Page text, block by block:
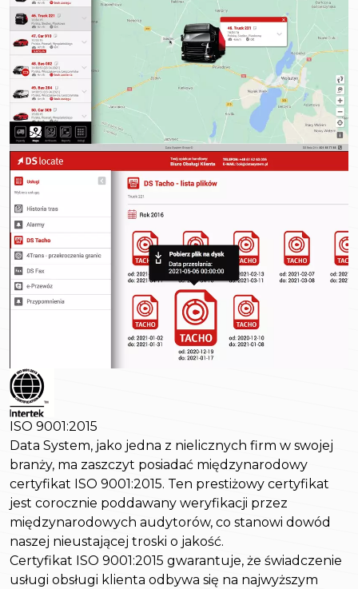
ISO 9001:2015
Data System, jako jedna z nielicznych firm w swojej
branży, ma zaszczyt posiadać międzynarodowy
certyfikat ISO 9001:2015. Ten prestiżowy certyfikat
jest corocznie poddawany weryfikacji przez
międzynarodowych audytorów, co stanowi dowód
naszej nieustającej troski o jakość.
Certyfikat ISO 9001:2015 gwarantuje, że świadczenie
usługi obsługi klienta odbywa się na najwyższym